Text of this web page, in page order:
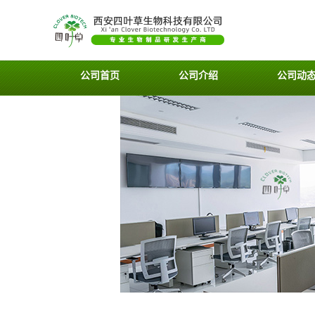
公司首页 公司介绍 公司动